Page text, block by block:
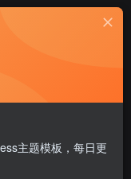
主题模板，每日更